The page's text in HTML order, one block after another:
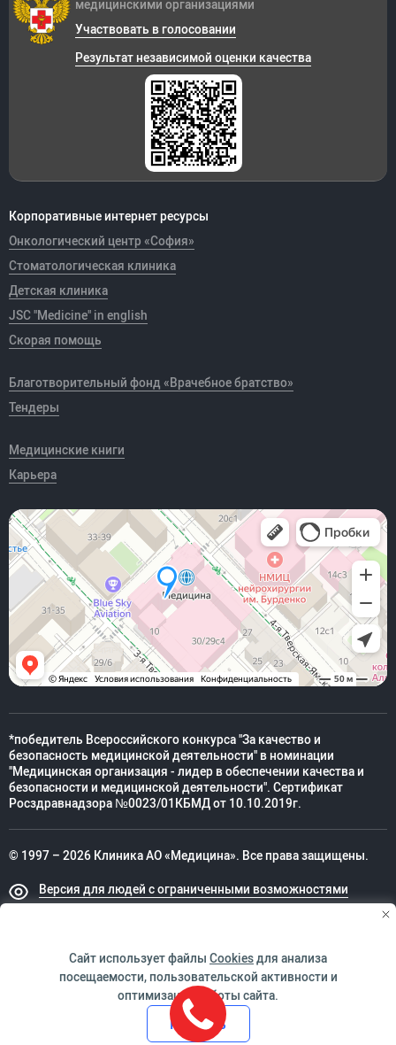
Корпоративные интернет ресурсы
Онкологический центр «София»
Стоматологическая клиника
Детская клиника
JSC "Medicine" in english
Скорая помощь
Благотворительный фонд «Врачебное братство»
Тендеры
Медицинские книги
Карьера
медицинскими организациями
Участвовать в голосовании
Результат независимой оценки качества
*победитель Всероссийского конкурса "За качество и
безопасность медицинской деятельности" в номинации
"Медицинская организация - лидер в обеспечении качества и
безопасности и медицинской деятельности". Сертификат
Росздравнадзора №0023/01КБМД от 10.10.2019г.
© 1997 – 2026 Клиника АО «Медицина». Все права защищены.
Версия для людей с ограниченными возможностями
ИМЕЮТСЯ ПРОТИВОПОКАЗАНИЯ. НЕОБХОДИМО
ПРОКОНСУЛЬТИРОВАТЬСЯ СО СПЕЦИАЛИСТОМ
Сайт использует файлы Cookiesдля анализа
посещаемости, пользовательской активности и
оптимизации работы сайта.
Принять